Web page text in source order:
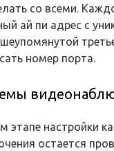
со всеми.
ай пи адрес с
номер порта.
этапе настройки
остается